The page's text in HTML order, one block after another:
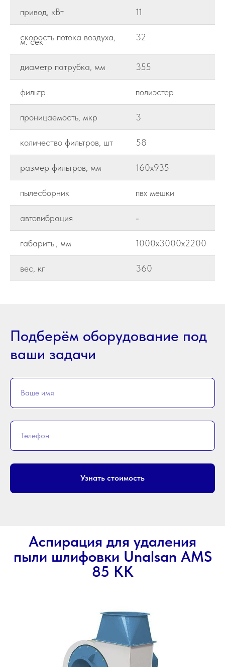
привод, кВт 11
скорость потока воздуха,
м. сек 32
диаметр патрубка, мм 355
фильтр полиэстер
проницаемость, мкр 3
количество фильтров, шт 58
размер фильтров, мм 160х935
пылесборник пвх мешки
автовибрация -
габариты, мм 1000х3000х2200
вес, кг 360
Подберём оборудование под
ваши задачи
Узнать стоимость
Аспирация для удаления
пыли шлифовки Unalsan AMS
85 KK